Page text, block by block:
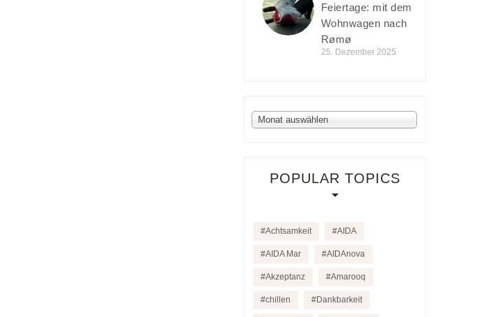
Feiertage: mit dem
Wohnwagen nach
Rømø
25. Dezember 2025
Archiv
Monat auswählen
POPULAR TOPICS
Achtsamkeit AIDA
AIDA Mar AIDAnova
Akzeptanz Amarooq
chillen Dankbarkeit